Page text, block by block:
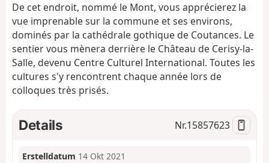
o
n
De cet endroit, nommé le Mont, vous apprécierez la
vue imprenable sur la commune et ses environs,
dominés par la cathédrale gothique de Coutances. Le
sentier vous mènera derrière le Château de Cerisy-la-
Salle, devenu Centre Culturel International. Toutes les
cultures s'y rencontrent chaque année lors de
colloques très prisés.
Details Nr.15857623
Erstelldatum 14 Okt 2021